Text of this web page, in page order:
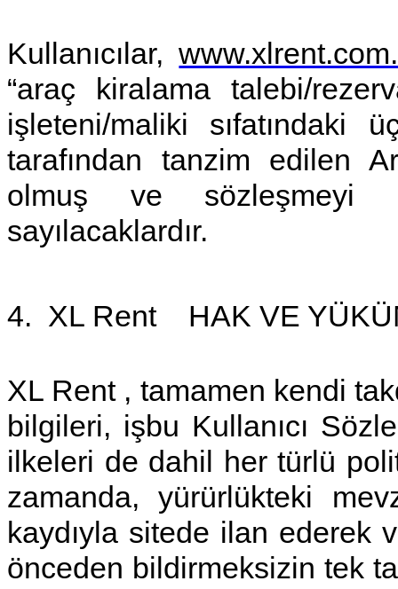
Kullanıcılar,
“araç kiralama talebi/
işleteni/maliki sıfatındaki
tarafından tanzim edilen
olmuş ve sözleşmeyi
sayılacaklardır.
4. XL Rent HAK VE
XL Rent , tamamen kendi
bilgileri, işbu Kullanıcı
ilkeleri de dahil her türlü
zamanda, yürürlükteki
kaydıyla sitede ilan ederek
önceden bildirmeksizin tek